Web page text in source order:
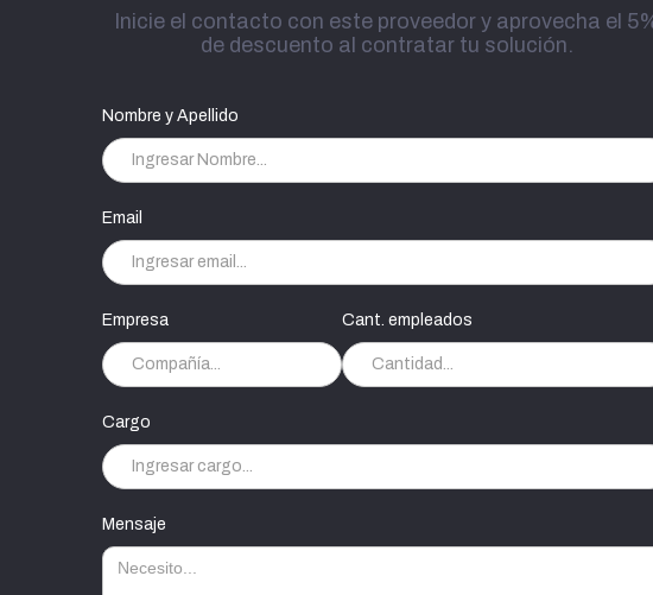
Inicie el contacto con este proveedor y aprovecha el
de descuento al contratar tu solución.
Nombre y Apellido
Email
Empresa Cant. empleados
Cargo
Mensaje